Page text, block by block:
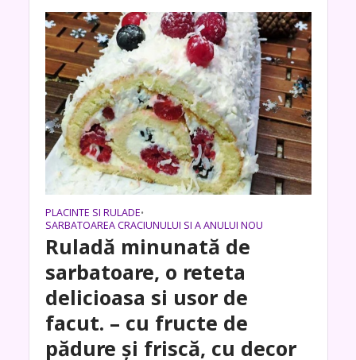
PLACINTE SI RULADE•
SARBATOAREA CRACIUNULUI SI A ANULUI NOU
Ruladă minunată de
sarbatoare, o reteta
delicioasa si usor de
facut. – cu fructe de
pădure și friscă, cu decor